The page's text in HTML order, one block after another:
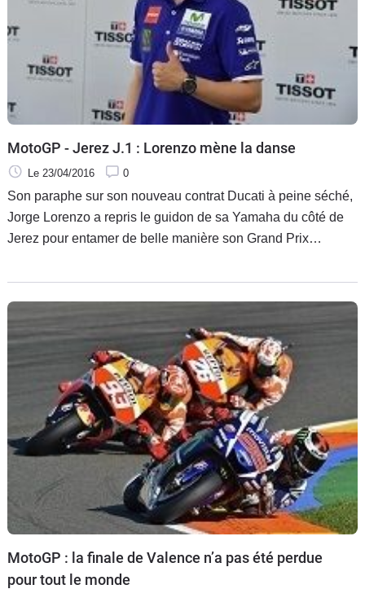
MotoGP - Jerez J.1 : Lorenzo mène la danse
Le 23/04/2016 0
Son paraphe sur son nouveau contrat Ducati à peine séché,
Jorge Lorenzo a repris le guidon de sa Yamaha du côté de
Jerez pour entamer de belle manière son Grand Prix
invaincu durant le premier jour de cette quatrième échéance
au calendrier qui a aussi vu Quartararo lourdement chuté en
Moto3.
MotoGP : la finale de Valence n’a pas été perdue
pour tout le monde